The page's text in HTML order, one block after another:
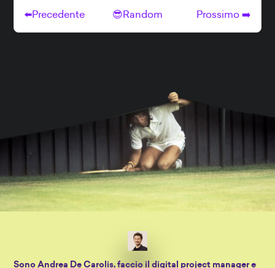
SonoAndrea De Carolis, faccio il digital project manager e